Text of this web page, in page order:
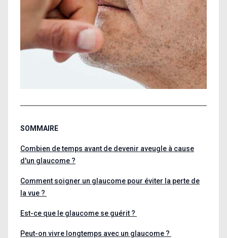
SOMMAIRE
Combien de temps avant de devenir aveugle à cause
d'un glaucome ?
Comment soigner un glaucome pour éviter la perte de
la vue ?
Est-ce que le glaucome se guérit ?
Peut-on vivre longtemps avec un glaucome ?